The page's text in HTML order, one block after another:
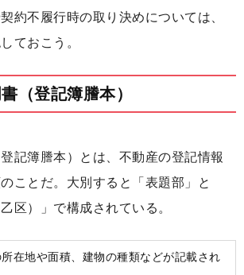
約不履行時の取り決めについては、
ておこう。
（登記簿謄本）
記簿謄本）とは、不動産の登記情報
ことだ。大別すると「表題部」と
区）」で構成されている。
在地や面積、建物の種類などが記載され